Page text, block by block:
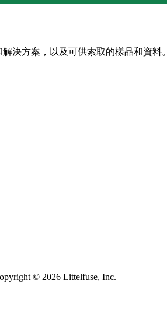
決方案，以及可供索取的樣品和資料
© 2026 Littelfuse, Inc.